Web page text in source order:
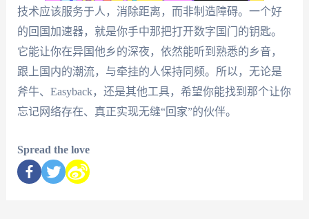
技术应该服务于人，消除距离，而非制造障碍。一个好
的回国加速器，就是你手中那把打开数字国门的钥匙。
它能让你在异国他乡的深夜，依然能听到熟悉的乡音，
跟上国内的潮流，与牵挂的人保持同频。所以，无论是
斧牛、Easyback，还是其他工具，希望你能找到那个让你
忘记网络存在、真正实现无缝“回家”的伙伴。
Spread the love